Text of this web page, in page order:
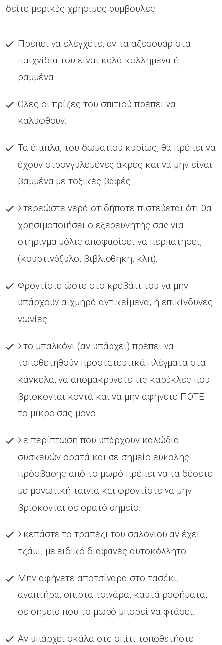
δείτε μερικές χρήσιμες συμβουλές.
Πρέπει να ελέγχετε, αν τα αξεσουάρ στα
παιχνίδια του είναι καλά κολλημένα ή
ραμμένα.
Όλες οι πρίζες του σπιτιού πρέπει να
καλυφθούν.
Τα έπιπλα, του δωματίου κυρίως, θα πρέπει να
έχουν στρογγυλεμένες άκρες και να μην είναι
βαμμένα με τοξικές βαφές.
Στερεώστε γερά οτιδήποτε πιστεύεται ότι θα
χρησιμοποιήσει ο εξερευνητής σας για
στήριγμα μόλις αποφασίσει να περπατήσει,
(κουρτινόξυλο, βιβλιοθήκη, κλπ).
Φροντίστε ώστε στο κρεβάτι του να μην
υπάρχουν αιχμηρά αντικείμενα, ή επικίνδυνες
γωνίες.
Στο μπαλκόνι (αν υπάρχει) πρέπει να
τοποθετηθούν προστατευτικά πλέγματα στα
κάγκελα, να απομακρύνετε τις καρέκλες που
βρίσκονται κοντά και να μην αφήνετε ΠΟΤΕ
το μικρό σας μόνο.
Σε περίπτωση που υπάρχουν καλώδια
συσκευών ορατά και σε σημείο εύκολης
πρόσβασης από το μωρό πρέπει να τα δέσετε
με μονωτική ταινία και φροντίστε να μην
βρίσκονται σε ορατό σημείο.
Σκεπάστε το τραπέζι του σαλονιού αν έχει
τζάμι, με ειδικό διαφανές αυτοκόλλητο.
Μην αφήνετε αποτσίγαρα στο τασάκι,
αναπτήρα, σπίρτα τσιγάρα, καυτά ροφήματα,
σε σημείο που το μωρό μπορεί να φτάσει.
Αν υπάρχει σκάλα στο σπίτι τοποθετήστε